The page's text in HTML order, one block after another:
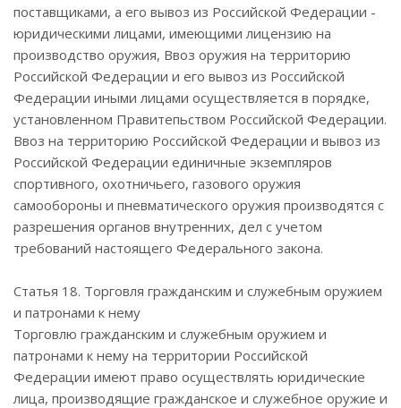
поставщиками, а его вывоз из Российской Федерации -
юридическими лицами, имеющими лицензию на
производство оружия, Ввоз оружия на территорию
Российской Федерации и его вывоз из Российской
Федерации иными лицами осуществляется в порядке,
установленном Правитепьством Российской Федерации.
Ввоз на территорию Российской Федерации и вывоз из
Российской Федерации единичные экземпляров
спортивного, охотничьего, газового оружия
самообороны и пневматического оружия производятся с
разрешения органов внутренних, дел с учетом
требований настоящего Федерального закона.
Статья 18. Торговля гражданским и служебным оружием
и патронами к нему
Торговлю гражданским и служебным оружием и
патронами к нему на территории Российской
Федерации имеют право осуществлять юридические
лица, производящие гражданское и служебное оружие и